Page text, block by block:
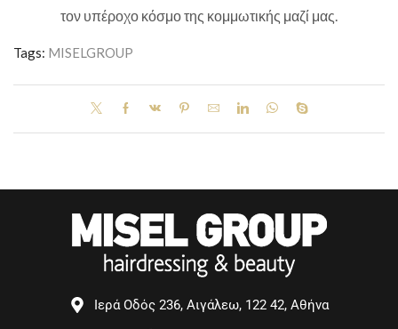
τον υπέροχο κόσμο της κομμωτικής μαζί μας.
Tags: MISELGROUP
Ιερά Οδός 236, Αιγάλεω, 122 42, Αθήνα